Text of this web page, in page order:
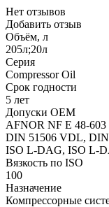
Нет отзывов
Добавить отзыв
Объём, л
205л;20л
Серия
Compressor Oil
Срок годности
5 лет
Допуски OEM
AFNOR NF E 48-
DIN 51506 VDL,
ISO L-DAG, ISO L-
Вязкость по ISO
100
Назначение
Компрессорные